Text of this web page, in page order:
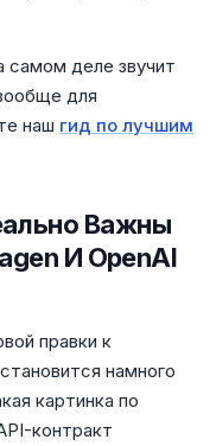
самом деле звучит
для
наш гид по лучшим
Важны
И OpenAI
правки к
намного
картинка по
контракт